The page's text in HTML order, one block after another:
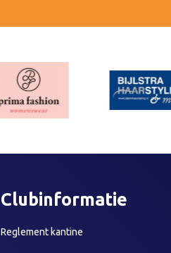
Clubinformatie
Reglement kantine